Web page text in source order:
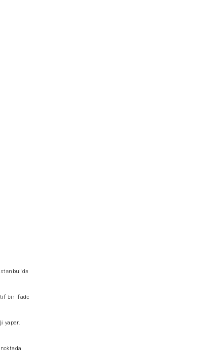
bir ifade
yapar.